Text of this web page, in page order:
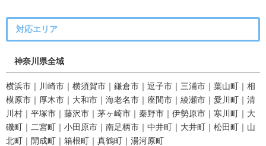
対応エリア
神奈川県全域
横浜市｜川崎市｜横須賀市｜鎌倉市｜逗子市｜三浦市｜葉山町｜相
模原市｜厚木市｜大和市｜海老名市｜座間市｜綾瀬市｜愛川町｜清
川村｜平塚市｜藤沢市｜茅ヶ崎市｜秦野市｜伊勢原市｜寒川町｜大
磯町｜二宮町｜小田原市｜南足柄市｜中井町｜大井町｜松田町｜山
北町｜開成町｜箱根町｜真鶴町｜湯河原町